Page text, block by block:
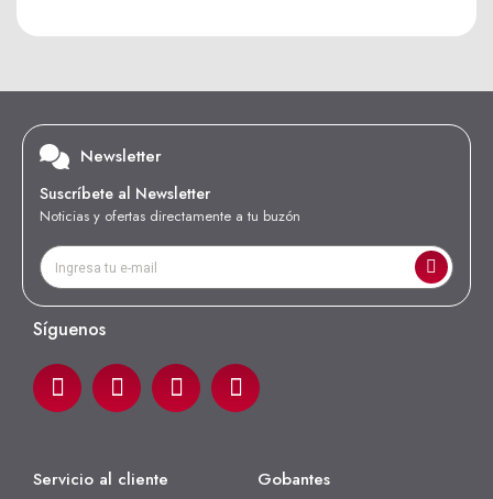
Newsletter
Suscríbete al Newsletter
Noticias y ofertas directamente a tu buzón
Síguenos
Servicio al cliente Gobantes